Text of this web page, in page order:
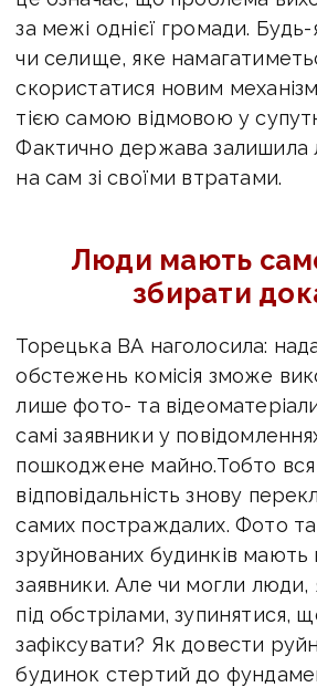
за межі однієї громади. Будь-
чи селище, яке
скористатися новим
тією самою відмовою у
Фактично держава залишила
на сам зі своїми втратами.
Люди мають
збирати
Торецька ВА наголосила:
обстежень комісія зможе
лише фото- та
самі заявники у
пошкоджене майно.Тобто вся
відповідальність знову
самих постраждалих. Фото та
зруйнованих будинків мають
заявники. Але чи могли люди,
під обстрілами, зупинятися,
зафіксувати? Як довести
будинок стертий до